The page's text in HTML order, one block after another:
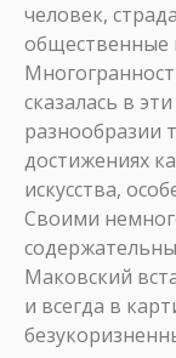
человек,
общественные
сказалась в
разнообразии
достижениях
искусства,
Своими
Маковский
и всегда в